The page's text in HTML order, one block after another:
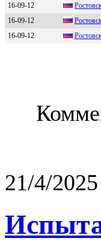
16-09-12
16-09-12
16-09-12
21/4/2025